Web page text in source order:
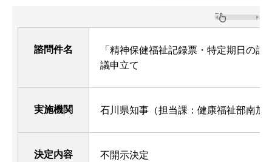
諮問件名
「精神保健福祉記録票・特定期日の
議申立て
実施機関 石川県知事（担当課：健康福祉部南加
決定内容 不開示決定